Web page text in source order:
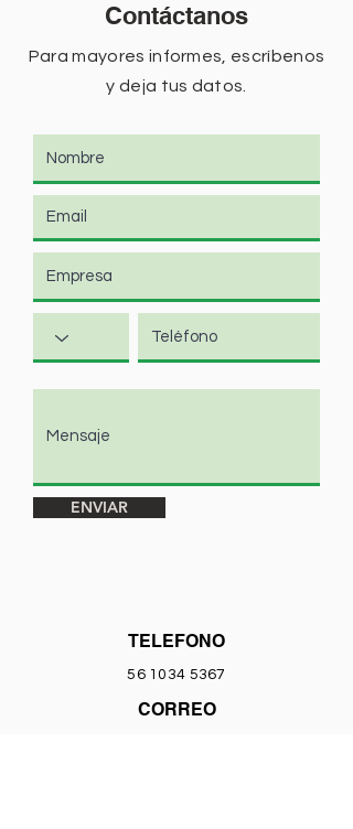
Contáctanos
Para mayores informes, escríbenos
y deja tus datos.
ENVIAR
TELEFONO
56 1034 5367
CORREO